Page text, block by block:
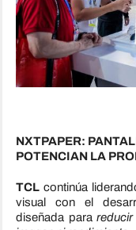
NXTPAPER:
POTENCIAN LA
TCLcontinúa
visual con el
diseñada para